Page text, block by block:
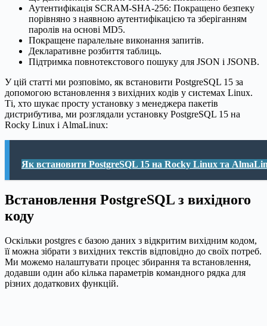
Аутентифікація SCRAM-SHA-256: Покращено безпеку
порівняно з наявною аутентифікацією та зберіганням
паролів на основі MD5.
Покращене паралельне виконання запитів.
Декларативне розбиття таблиць.
Підтримка повнотекстового пошуку для JSON і JSONB.
У цій статті ми розповімо, як встановити PostgreSQL 15 за
допомогою встановлення з вихідних кодів у системах Linux.
Ті, хто шукає просту установку з менеджера пакетів
дистрибутива, ми розглядали установку PostgreSQL 15 на
Rocky Linux і AlmaLinux:
Як встановити PostgreSQL 15 на Rocky Linux та
Встановлення PostgreSQL з вихідного
коду
Оскільки postgres є базою даних з відкритим вихідним кодом,
її можна зібрати з вихідних текстів відповідно до своїх потреб.
Ми можемо налаштувати процес збирання та встановлення,
додавши один або кілька параметрів командного рядка для
різних додаткових функцій.